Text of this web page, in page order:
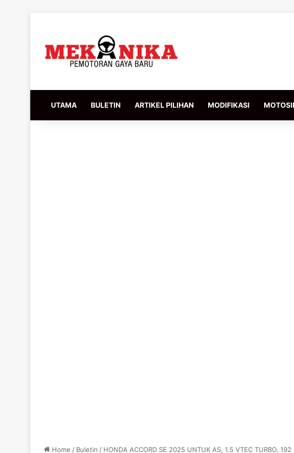
UTAMA BULETIN ARTIKEL PILIHAN MODIFIKASI
Home / Buletin / HONDA ACCORD SE 2025 UNTUK AS, 1.5 VTEC TURBO,